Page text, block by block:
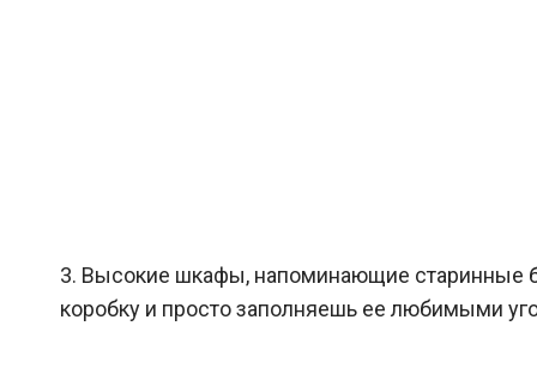
3. Высокие шкафы, напоминающие старинные
коробку и просто заполняешь ее любимыми